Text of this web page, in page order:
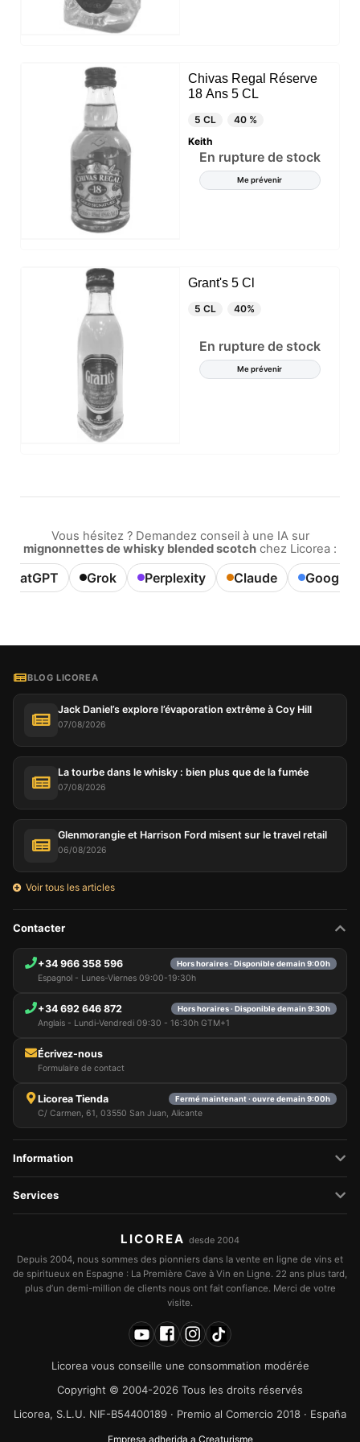
Chivas Regal Réserve
18 Ans 5 CL
5 CL
40 %
Keith
En rupture de stock
Me prévenir
Grant's 5 Cl
5 CL 40%
En rupture de stock
Me prévenir
Vous hésitez ? Demandez conseil à une IA sur
mignonnettes de whisky blended scotch chez Licorea :
ChatGPT Grok Perplexity Claude Google
BLOG LICOREA
Jack Daniel’s explore l’évaporation extrême à Coy Hill
07/08/2026
La tourbe dans le whisky : bien plus que de la fumée
07/08/2026
Glenmorangie et Harrison Ford misent sur le travel retail
06/08/2026
Voir tous les articles
Contacter
+34 966 358 596 Hors horaires · Disponible demain 9:00h
Espagnol - Lunes-Viernes 09:00-19:30h
+34 692 646 872 Hors horaires · Disponible demain 9:30h
Anglais - Lundi-Vendredi 09:30 - 16:30h GTM+1
Écrivez-nous
Formulaire de contact
Licorea Tienda Fermé maintenant · ouvre demain 9:00h
C/ Carmen, 61, 03550 San Juan, Alicante
Information
Services
LICOREA desde 2004
Depuis 2004, nous sommes des pionniers dans la vente en ligne de vins et
de spiritueux en Espagne : La Première Cave à Vin en Ligne. 22 ans plus tard,
plus d’un demi-million de clients nous ont fait confiance. Merci de votre
visite.
Licorea vous conseille une consommation modérée
Copyright © 2004-2026 Tous les droits réservés
Licorea, S.L.U. NIF-B54400189 · Premio al Comercio 2018 · España
Empresa adherida a Creaturisme